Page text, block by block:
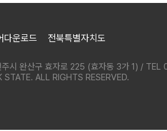
다운로드 전북특별자치도
시 완산구 효자로 225 (효자동 3가 1) /
ALL RIGHTS RESERVED.